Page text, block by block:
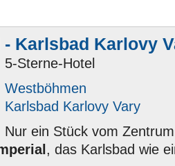
Karlsbad Karlovy
5-Sterne-Hotel
Westböhmen
Karlsbad Karlovy Vary
Nur ein Stück vom
, das Karlsbad wie